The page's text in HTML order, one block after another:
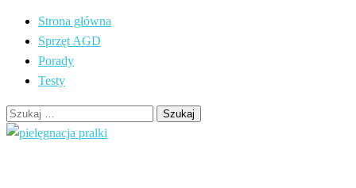
Strona główna
Sprzęt AGD
Porady
Testy
Szukaj: